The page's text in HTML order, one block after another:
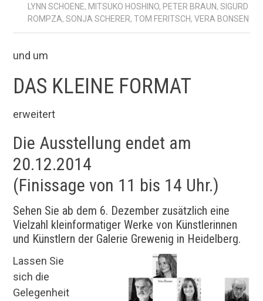
LYNN SCHOENE, MITSUKO HOSHINO, PETER BRAUN,SIGURD
ROMPZA,SONJA SCHERER,TOM FERITSCH,VERA BONSEN
und um
DAS KLEINE FORMAT
erweitert
Die Ausstellung endet am
20.12.2014
(Finissage von 11 bis 14 Uhr.)
Sehen Sie ab dem 6. Dezember zusätzlich eine
Vielzahl kleinformatiger Werke von Künstlerinnen
und Künstlern der Galerie Grewenig in Heidelberg.
Lassen Sie
sich die
Gelegenheit